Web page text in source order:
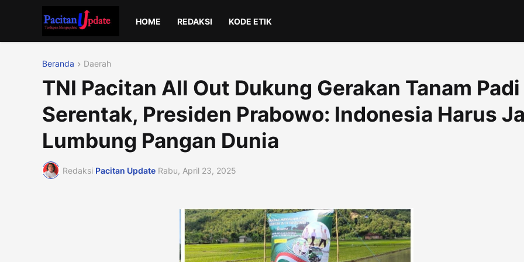
HOME REDAKSI KODE ETIK
Beranda Daerah
TNI Pacitan All Out Dukung Gerakan Tanam Padi
Serentak, Presiden Prabowo: Indonesia Harus
Lumbung Pangan Dunia
Redaksi Pacitan Update Rabu, April 23, 2025